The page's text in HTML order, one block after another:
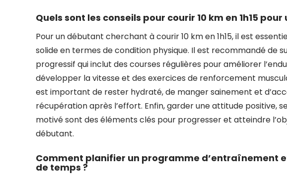
Quels sont les conseils pour courir 10 km en 1h15
Pour un débutant cherchant à courir 10 km en 1h15, il est
solide en termes de condition physique. Il est recommandé de
progressif qui inclut des courses régulières pour améliorer
développer la vitesse et des exercices de renforcement
est important de rester hydraté, de manger sainement et
récupération après l’effort. Enfin, garder une attitude positive,
motivé sont des éléments clés pour progresser et atteindre
débutant.
Comment planifier un programme d’entraînement
de temps ?